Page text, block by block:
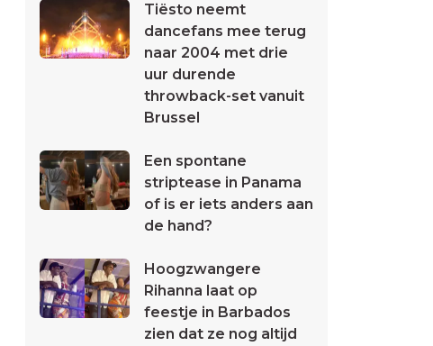
Tiësto neemt
dancefans mee terug
naar 2004 met drie
uur durende
throwback-set vanuit
Brussel
Een spontane
striptease in Panama
of is er iets anders aan
de hand?
Hoogzwangere
Rihanna laat op
feestje in Barbados
zien dat ze nog altijd